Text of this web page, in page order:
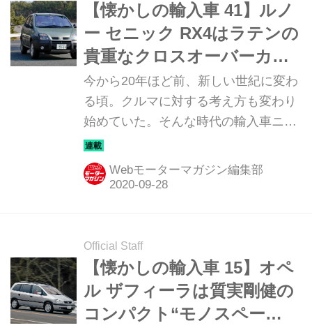
【懐かしの輸入車 41】ルノ
ー セニック RX4はラテンの
貴重なクロスオーバーカー
だった
今から20年ほど前、新しい世紀に変わ
る頃。クルマに対する考え方も変わり
始めていた。そんな時代の輸入車ニュ
ーモデルのインプレッションを当時の
写真と記事で振り返ってみよう。今回
は「ルノー セニック RX4」だ。
Webモーターマガジン編集部
Official Staff
【懐かしの輸入車 15】オペ
ル ザフィーラは質実剛健の
コンパクト“モノスペー